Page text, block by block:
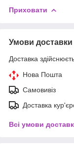
Приховати
Умови доставки
Доставка
Нова Пошта
Самовивіз
Доставка
Всі умови